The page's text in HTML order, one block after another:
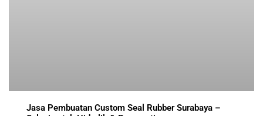
Jasa Pembuatan Custom Seal Rubber Surabaya –